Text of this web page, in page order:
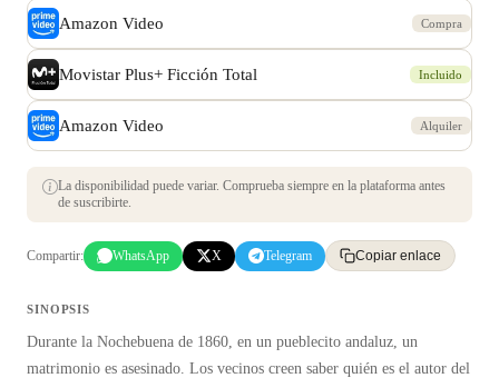
Amazon Video Compra
Movistar Plus+ Ficción Total Incluido
Amazon Video Alquiler
La disponibilidad puede variar. Comprueba siempre en la plataforma antes
de suscribirte.
Compartir: WhatsApp X Telegram Copiar enlace
SINOPSIS
Durante la Nochebuena de 1860, en un pueblecito andaluz, un
matrimonio es asesinado. Los vecinos creen saber quién es el autor del